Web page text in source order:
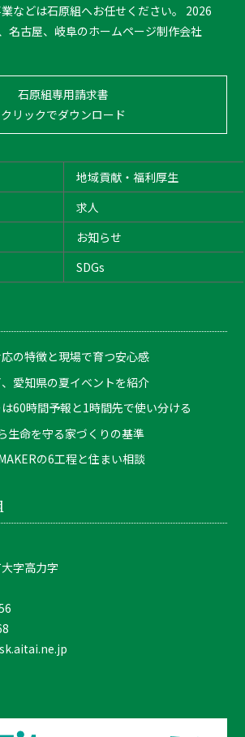
などは石原組へお任せください。
2026
名古屋、岐阜のホームページ制作会社
石原組専用請求書
クリックでダウンロード
地域貢献・福利厚生
求人
お知らせ
SDGs
の特徴と現場で育つ安心感
愛知県の夏イベントを紹介
60時間予報と1時間先で使い分ける
生命を守る家づくりの基準
の6工程と住まい相談
字高力字